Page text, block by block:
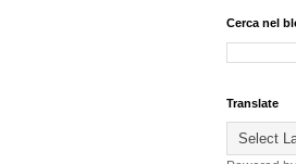
Cerca nel
Translate